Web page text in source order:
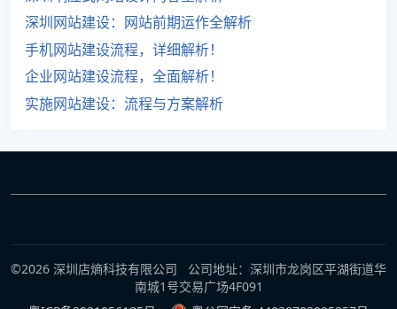
深圳网站建设：网站前期运作全解析
手机网站建设流程，详细解析！
企业网站建设流程，全面解析！
实施网站建设：流程与方案解析
©2026 深圳店熵科技有限公司 公司地址：深圳市龙岗区平湖街道华
南城1号交易广场4F091